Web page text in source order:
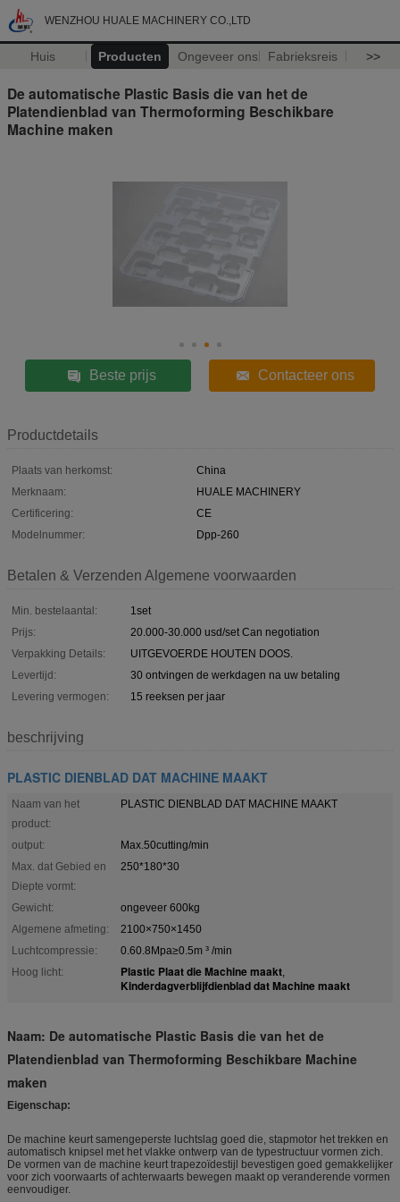
WENZHOU HUALE MACHINERY CO.,LTD
Huis Producten Ongeveer ons Fabrieksreis >>
De automatische Plastic Basis die van het de
Platendienblad van Thermoforming Beschikbare
Machine maken
Beste prijs Contacteer ons
Productdetails
Plaats van herkomst:
China
Merknaam:
HUALE MACHINERY
Certificering:
CE
Modelnummer:
Dpp-260
Betalen & Verzenden Algemene voorwaarden
Min. bestelaantal:
1set
Prijs:
20.000-30.000 usd/set Can negotiation
Verpakking Details:
UITGEVOERDE HOUTEN DOOS.
Levertijd:
30 ontvingen de werkdagen na uw betaling
Levering vermogen:
15 reeksen per jaar
beschrijving
PLASTIC DIENBLAD DAT MACHINE MAAKT
Naam van het
product:
PLASTIC DIENBLAD DAT MACHINE MAAKT
output:
Max.50cutting/min
Max. dat Gebied en
Diepte vormt:
250*180*30
Gewicht:
ongeveer 600kg
Algemene afmeting:
2100×750×1450
Luchtcompressie:
0.60.8Mpa≥0.5m ³ /min
Hoog licht:
Plastic Plaat die Machine maakt,
Kinderdagverblijfdienblad dat Machine maakt
Naam: De automatische Plastic Basis die van het de
Platendienblad van Thermoforming Beschikbare Machine
maken
Eigenschap:
De machine keurt samengeperste luchtslag goed die, stapmotor het trekken en
automatisch knipsel met het vlakke ontwerp van de typestructuur vormen zich.
De vormen van de machine keurt trapezoïdestijl bevestigen goed gemakkelijker
voor zich voorwaarts of achterwaarts bewegen maakt op veranderende vormen
eenvoudiger.